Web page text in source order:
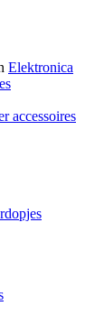
Elektronica
accessoires